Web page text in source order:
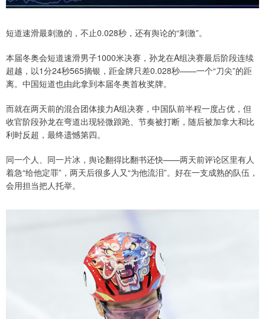
短道速滑最刺激的，不止0.028秒，还有舆论的“刺激”。
本届冬奥会短道速滑男子1000米决赛，孙龙在A组决赛最后阶段连续
超越，以1分24秒565摘银，距金牌只差0.028秒——一个“刀尖”的距
离。中国短道也由此拿到本届冬奥首枚奖牌。
而就在两天前的混合团体接力A组决赛，中国队前半程一度占优，但
收官阶段孙龙在弯道出现轻微踉跄、节奏被打断，随后被加拿大和比
利时反超，最终遗憾第四。
同一个人、同一片冰，舆论翻得比翻书还快——两天前评论区里有人
着急“给他定罪”，两天后很多人又“为他流泪”。好在一支成熟的队伍，
会用担当把人托举。